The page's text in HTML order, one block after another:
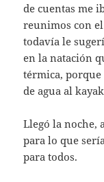
de cuentas me
reunimos con
todavía le
en la natación
térmica,
de agua al
Llegó la noche,
para lo que
para todos.